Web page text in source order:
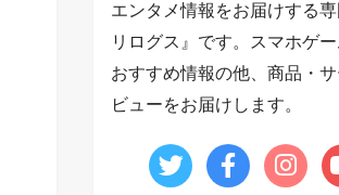
エンタメ情報をお届けする
リログス』です。スマホゲ
おすすめ情報の他、商品・
ビューをお届けします。